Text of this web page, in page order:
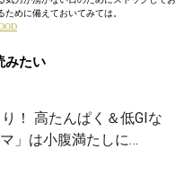
めに備えておいてみては。
みたい
！ 高たんぱく＆低GIな
マ」は小腹満たしに…